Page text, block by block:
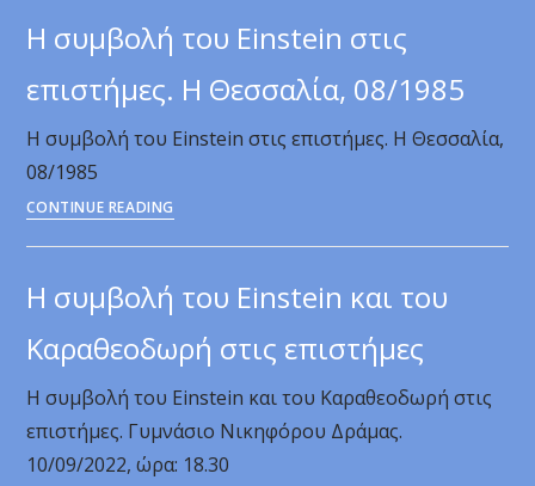
Einstein
στις
L’apport
dans
les
Η συμβολή του Einstein στις
επιστήμες. Η Θεσσαλία, 08/1985
Η συμβολή του Einstein στις επιστήμες. Η Θεσσαλία,
08/1985
CONTINUE READING
Einstein
στις
επιστήμες.
Η
Θεσσαλία,
08/1985
Η συμβολή του Einstein και του
Καραθεοδωρή στις επιστήμες
Η συμβολή του Einstein και του Καραθεοδωρή στις
επιστήμες. Γυμνάσιο Νικηφόρου Δράμας.
10/09/2022, ώρα: 18.30